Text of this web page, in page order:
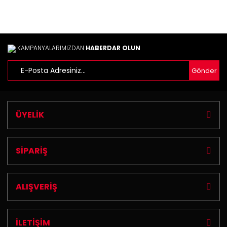
Ürün fiyatı diğer sitelerden daha pahalı.
Bu ürüne benzer farklı alternatifler olmalı.
KAMPANYALARIMIZDAN HABERDAR OLUN
Gönder
ÜYELİK
SİPARİŞ
ALIŞVERİŞ
İLETİŞİM